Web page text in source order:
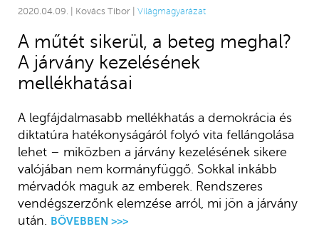
2020.04.09. | Kovács Tibor | Világmagyarázat
A műtét sikerül, a beteg meghal?
A járvány kezelésének
mellékhatásai
A legfájdalmasabb mellékhatás a demokrácia és
diktatúra hatékonyságáról folyó vita fellángolása
lehet – miközben a járvány kezelésének sikere
valójában nem kormányfüggő. Sokkal inkább
mérvadók maguk az emberek. Rendszeres
vendégszerzőnk elemzése arról, mi jön a járvány
után.
BŐVEBBEN >>>